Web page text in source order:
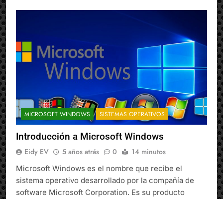
MICROSOFT WINDOWS SISTEMAS OPERATIVOS
Introducción a Microsoft Windows
Eidy EV 5 años atrás 0 14 minutos
Microsoft Windows es el nombre que recibe el
sistema operativo desarrollado por la compañía de
software Microsoft Corporation. Es su producto